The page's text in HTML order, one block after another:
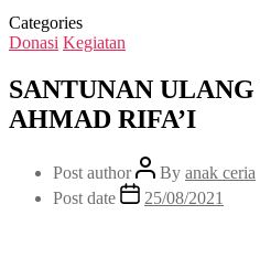
Categories
Donasi Kegiatan
SANTUNAN
AHMAD RIFA’I
Post author By anak ceria
Post date
25/08/2021